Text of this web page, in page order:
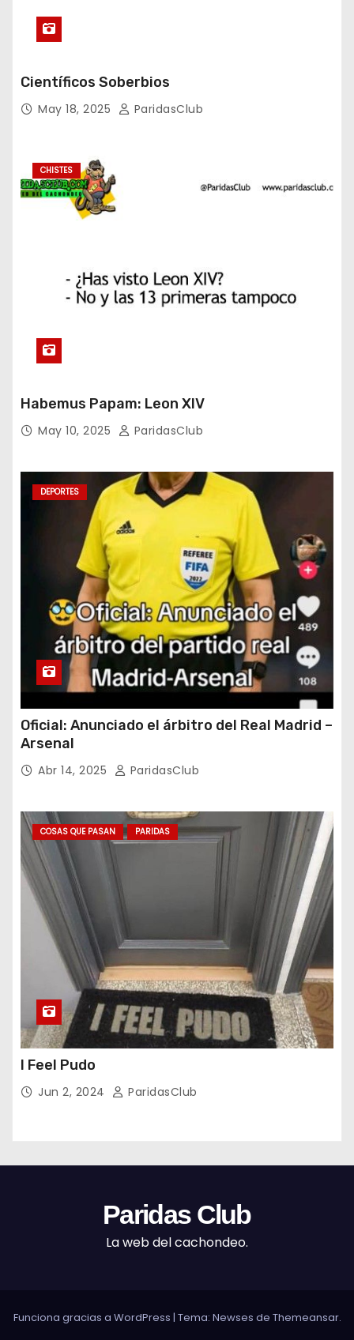
Científicos Soberbios
May 18, 2025 ParidasClub
CHISTES
Habemus Papam: Leon XIV
May 10, 2025 ParidasClub
DEPORTES
Oficial: Anunciado el árbitro del Real Madrid –
Arsenal
Abr 14, 2025 ParidasClub
COSAS QUE PASAN PARIDAS
I Feel Pudo
Jun 2, 2024 ParidasClub
Paridas Club
La web del cachondeo.
Funciona gracias a WordPress | Tema: Newses de Themeansar.